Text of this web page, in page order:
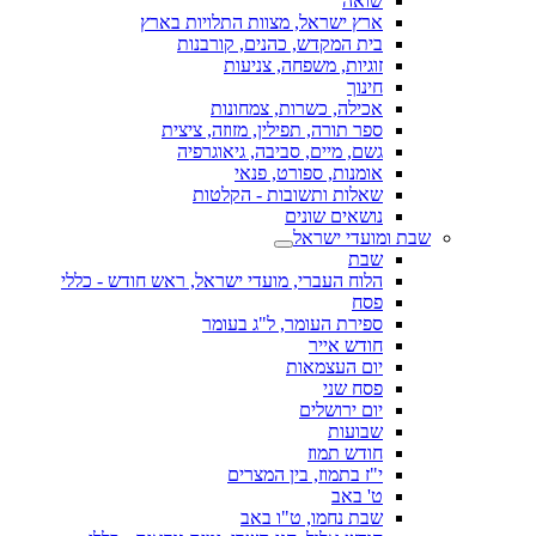
ארץ ישראל, מצוות התלויות בארץ
בית המקדש, כהנים, קורבנות
זוגיות, משפחה, צניעות
חינוך
אכילה, כשרות, צמחונות
ספר תורה, תפילין, מזוזה, ציצית
גשם, מיים, סביבה, גיאוגרפיה
אומנות, ספורט, פנאי
שאלות ותשובות - הקלטות
נושאים שונים
שבת ומועדי ישראל
שבת
הלוח העברי, מועדי ישראל, ראש חודש - כללי
פסח
ספירת העומר, ל"ג בעומר
חודש אייר
יום העצמאות
פסח שני
יום ירושלים
שבועות
חודש תמוז
י"ז בתמוז, בין המצרים
ט' באב
שבת נחמו, ט"ו באב